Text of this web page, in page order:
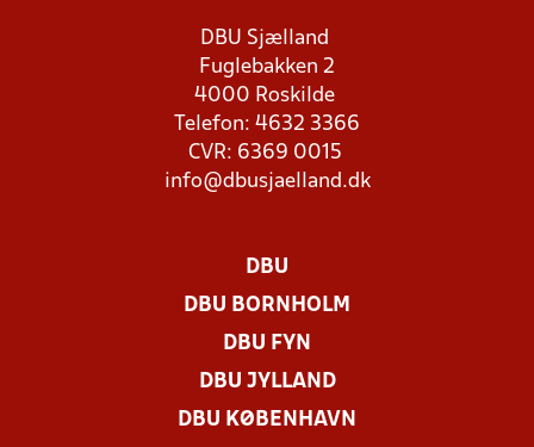
DBU Sjælland
Fuglebakken 2
4000 Roskilde
Telefon: 4632 3366
CVR: 6369 0015
info@dbusjaelland.dk
DBU
DBU BORNHOLM
DBU FYN
DBU JYLLAND
DBU KØBENHAVN